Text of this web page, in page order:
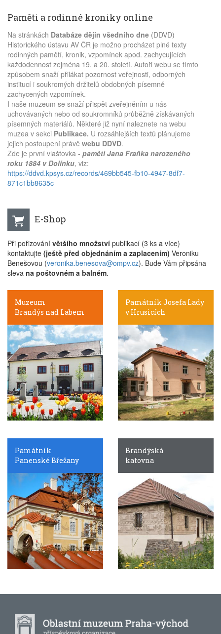
Paměti a rodinné kroniky online
Na stránkách Databáze dějin všedního dne (DDVD)
Historického ústavu AV ČR je možno procházet plné texty
rodinných pamětí, kronik, vzpomínek apod. zachycujících
každodennost zejména 19. a 20. století. Autoři webu se tímto
způsobem snaží přilákat pozornost veřejnosti, odborných
institucí i soukromých držitelů obdobných písemně
zachycených vzpomínek.
I naše muzeum se snaží přispět zveřejněním u nás
uchovávaných nebo od soukromníků průběžně získávaných
písemných materiálů. Některé již nyní naleznete na webu
muzea v sekci Publikace. U rozsáhlejších textů plánujeme
jejich postoupení právě webu DDVD.
Zde je první vlaštovka - paměti Jana Fraňka narozeného
roku 1884 v Dolínku, viz:
https://ddvd.kpsys.cz/records/469bb545-fb10-4947-8df7-
871c1bb8635c
E-Shop
Při pořizování většího množství publikací (3 ks a více)
kontaktujte (ještě před objednáním a zaplacením) Veroniku
Benešovou (veronika.benesova@ompv.cz). Bude Vám připsána
sleva na poštovném a balném.
Muzeum
Brandýs nad Labem
Památník Josefa Lady
v Hrusicích
Památník
Panenské Břežany
Brandýská
katovna